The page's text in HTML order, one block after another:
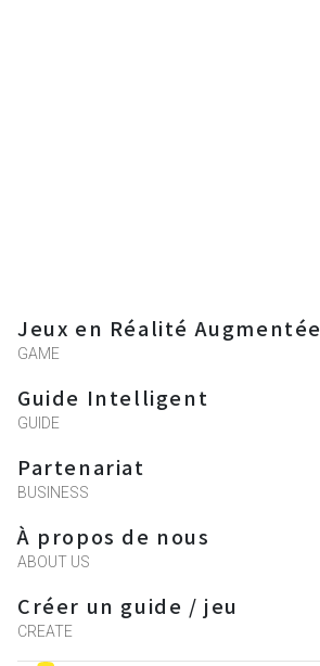
Jeux en Réalité Augmentée
GAME
Guide Intelligent
GUIDE
Partenariat
BUSINESS
À propos de nous
ABOUT US
Créer un guide / jeu
CREATE